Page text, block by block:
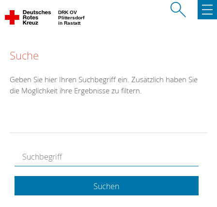
DRK OV
Plittersdorf
in Rastatt
Suche
Geben Sie hier Ihren Suchbegriff ein. Zusätzlich haben Sie
die Möglichkeit ihre Ergebnisse zu filtern.
Suchen